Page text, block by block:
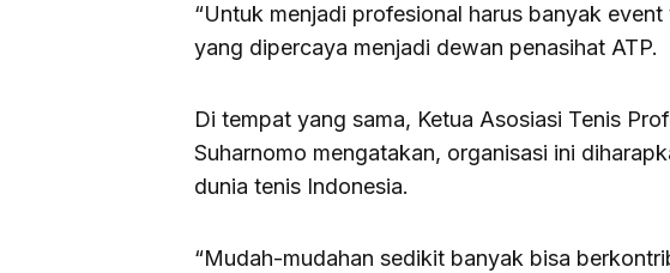
“Untuk menjadi profesional harus banyak
yang dipercaya menjadi dewan penasihat ATP.
Di tempat yang sama, Ketua Asosiasi Tenis
Suharnomo mengatakan, organisasi ini
dunia tenis Indonesia.
“Mudah-mudahan sedikit banyak bisa